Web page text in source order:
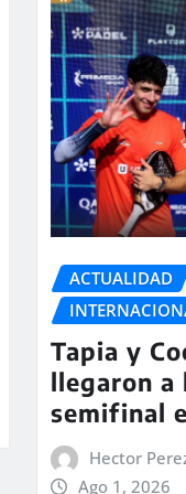
ACTUALIDAD
Tapia y
llegaron a
semifinal
Hector
Ago 1, 2026